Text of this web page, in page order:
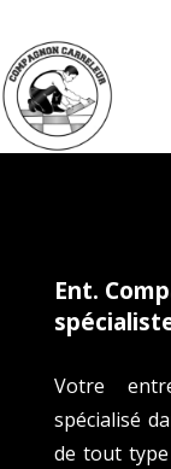
Ent.
Votre
spécialisé
de tout